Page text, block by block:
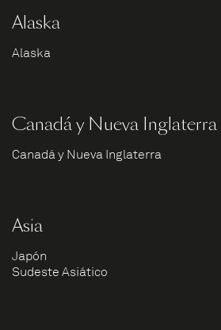
Alaska
Alaska
Canadá y Nueva Inglaterra
Canadá y Nueva Inglaterra
Asia
Japón
Sudeste Asiático